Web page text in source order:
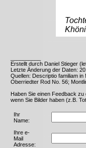
Erstellt durch Daniel Stieger
Letzte Änderung der Daten:
Quellen: Descriptio familiam
Oberriedter Rod No. 56;
Haben Sie einen Feedback
wenn Sie Bilder haben (z.B.
Ihr
Name:
Ihre e-
Mail
Adresse: